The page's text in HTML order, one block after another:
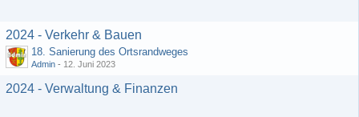
2024 - Verkehr & Bauen
18. Sanierung des Ortsrandweges
Admin - 12. Juni 2023
2024 - Verwaltung & Finanzen